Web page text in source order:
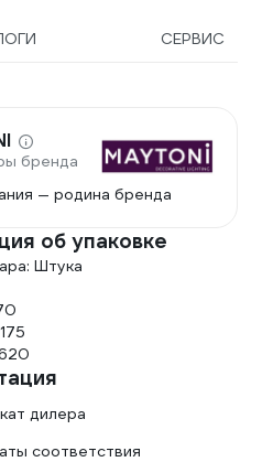
СЕРВИС
бренда
— родина бренда
об упаковке
Штука
дилера
соответствия